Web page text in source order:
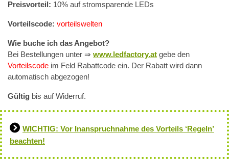
Preisvorteil: 10% auf stromsparende LEDs
Vorteilscode: vorteilswelten
Wie buche ich das Angebot?
Bei Bestellungen unter ⇒ www.ledfactory.at gebe den
Vorteilscode im Feld Rabattcode ein. Der Rabatt wird dann
automatisch abgezogen!
Gültig bis auf Widerruf.
WICHTIG: Vor Inanspruchnahme des Vorteils ‘Regeln’
beachten!